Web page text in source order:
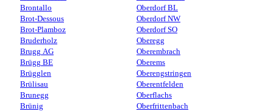
Brontallo
Brot-Dessous
Brot-Plamboz
Bruderholz
Brugg AG
Brügg BE
Brügglen
Brülisau
Brunegg
Brünig
Oberdorf BL
Oberdorf NW
Oberdorf SO
Oberegg
Oberembrach
Oberems
Oberengstringen
Oberentfelden
Oberflachs
Oberfrittenbach